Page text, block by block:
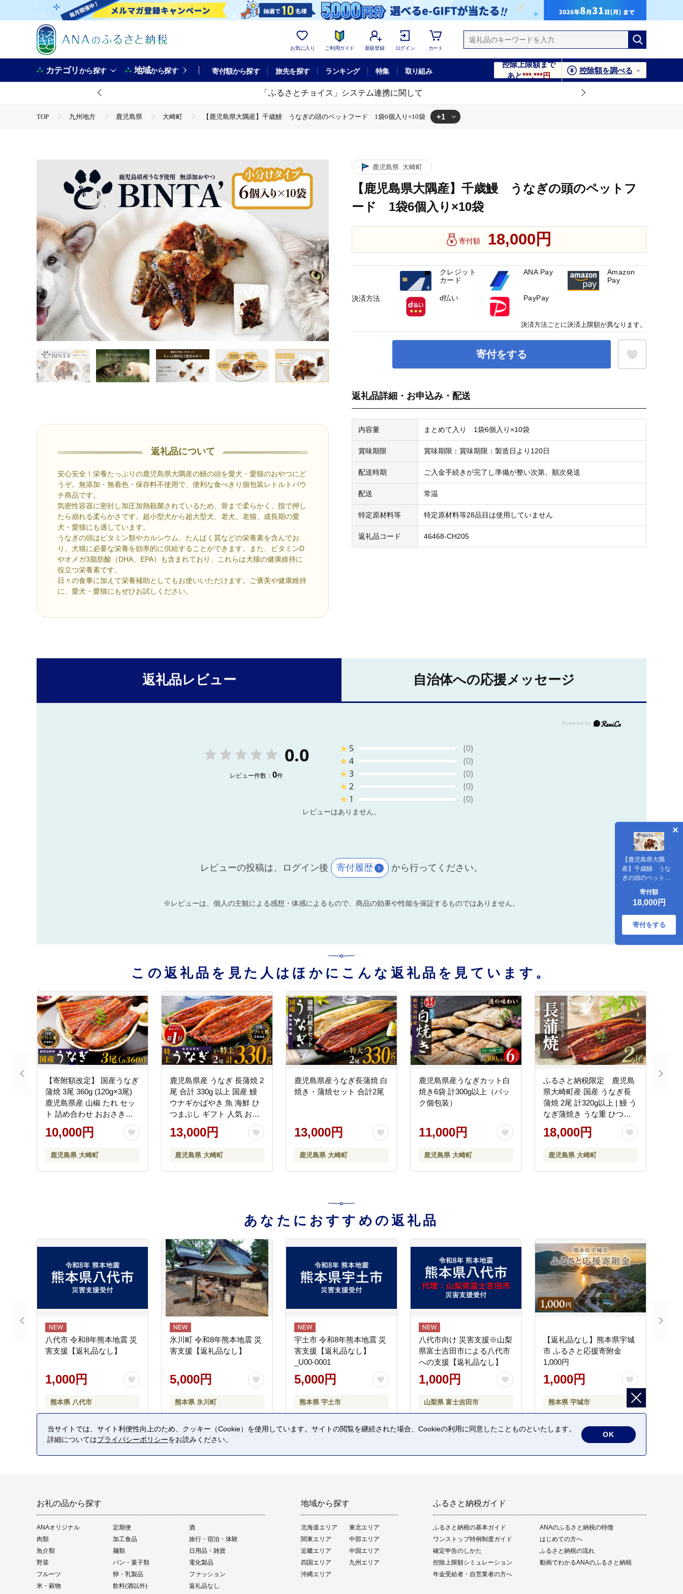
お気に入り ご利用ガイド 新規登録 ログイン カート
カテゴリから探す 地域から探す 寄付額から探す 旅先を探す ランキング 特集 取り組み
控除上限額まで
あと***,***円
控除額を調べる
「ふるさとチョイス」システム連携に関して
TOP 九州地方 鹿児島県 大崎町 【鹿児島県大隅産】千歳鰻 うなぎの頭のペットフード 1袋6個入り×10袋 +1
返礼品について
安心安全！栄養たっぷりの鹿児島県大隅産の鰻の頭を愛犬・愛猫のおやつにど
うぞ。無添加・無着色・保存料不使用で、便利な食べきり個包装レトルトパウ
チ商品です。
気密性容器に密封し加圧加熱殺菌されているため、骨まで柔らかく、指で押し
たら崩れる柔らかさです。超小型犬から超大型犬、老犬、老猫、成長期の愛
犬・愛猫にも適しています。
うなぎの頭はビタミン類やカルシウム、たんぱく質などの栄養素を含んでお
り、犬猫に必要な栄養を効率的に供給することができます。また、ビタミンD
やオメガ3脂肪酸（DHA、EPA）も含まれており、これらは犬猫の健康維持に
役立つ栄養素です。
日々の食事に加えて栄養補助としてもお使いいただけます。ご褒美や健康維持
に、愛犬・愛猫にもぜひお試しください。
鹿児島県 大崎町
【鹿児島県大隅産】千歳鰻 うなぎの頭のペットフ
ード 1袋6個入り×10袋
寄付額 18,000円
寄付をする
【鹿児島県大隅
産】千歳鰻 うな
ぎの頭のペットフ
寄付額
18,000円
寄付をする
返礼品詳細・お申込み・配送
内容量 まとめて入り 1袋6個入り×10袋
賞味期限 賞味期限：賞味期限：製造日より120日
配送時期 ご入金手続きが完了し準備が整い次第、順次発送
配送 常温
特定原材料等 特定原材料等28品目は使用していません
返礼品コード 46468-CH205
決済方法
クレジット
カード
ANA Pay
Amazon
Pay
d払い PayPay
決済方法ごとに決済上限額が異なります。
返礼品レビュー 自治体への応援メッセージ
0.0
レビュー件数： 0件
★ 5
(0)
★4
(0)
★3
(0)
★2
(0)
★ 1 (0)
レビューはありません。
レビューの投稿は、ログイン後 寄付履歴 から行ってください。
※レビューは、個人の主観による感想・体感によるもので、商品の効果や性能を保証するものではありません。
この返礼品を見た人はほかにこんな返礼品を見ています。
【寄附額改定】 国産うなぎ
蒲焼 3尾 360g (120g×3尾)
鹿児島県産 山椒 たれ セッ
ト 詰め合わせ おおさき町
鰻加工組合 ウナギ 鰻 大隅
半島 大崎町
10,000円
鹿児島県 大崎町
鹿児島県産 うなぎ 長蒲焼 2
尾 合計 330g 以上 国産 鰻
ウナギかばやき 魚 海鮮 ひ
つまぶし ギフト 人気 おす
すめ 大崎町 大隅半島
13,000円
鹿児島県 大崎町
鹿児島県産うなぎ長蒲焼 白
焼き・蒲焼セット 合計2尾
13,000円
鹿児島県 大崎町
鹿児島県産うなぎカット白
焼き6袋 計300g以上（パッ
ク個包装）
11,000円
鹿児島県 大崎町
ふるさと納税限定 鹿児島
県大崎町産 国産 うなぎ長
蒲焼 2尾 計320g以上 | 鰻 う
なぎ蒲焼き うな重 ひつま
ぶし ウナギ 蒲焼 人気 おす
すめ 鹿児島 大隅半島
18,000円
鹿児島県 大崎町
あなたにおすすめの返礼品
八代市 令和8年熊本地震 災
害支援【返礼品なし】
1,000円
熊本県 八代市
氷川町 令和8年熊本地震 災
害支援【返礼品なし】
5,000円
熊本県 氷川町
宇土市 令和8年熊本地震 災
害支援【返礼品なし】
_U00-0001
5,000円
熊本県 宇土市
八代市向け 災害支援※山梨
県富士吉田市による八代市
への支援【返礼品なし】
1,000円
山梨県 富士吉田市
【返礼品なし】熊本県宇城
市 ふるさと応援寄附金
1,000円
1,000円
熊本県 宇城市
お礼の品から探す
ANAオリジナル 定期便
酒
肉類
加工食品
旅行・宿泊・体験
魚介類
麺類
日用品・雑貨
野菜
パン・菓子類
電化製品
フルーツ
卵・乳製品
ファッション
米・穀物
飲料(酒以外) 返礼品なし
地域から探す
北海道エリア
東北エリア
関東エリア
中部エリア
近畿エリア
中国エリア
四国エリア
九州エリア
沖縄エリア
ふるさと納税ガイド
ふるさと納税の基本ガイド
ANAのふるさと納税の特徴
ワンストップ特例制度ガイド
はじめての方へ
確定申告のしかた
ふるさと納税の流れ
控除上限額シミュレーション
動画でわかるANAのふるさと納税
年金受給者・自営業者の方へ
当サイトでは、サイト利便性向上のため、クッキー（Cookie）を使用しています。サイトの閲覧を継続された場合、Cookieの利用に同意したことものといたします。
詳細についてはプライバシーポリシーをお読みください。
OK